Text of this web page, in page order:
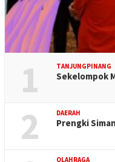
1 TANJUNGPINANG
Sekelompok
2 DAERAH
Prengki
OLAHRAGA